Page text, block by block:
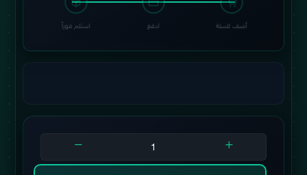
أضف للسلة